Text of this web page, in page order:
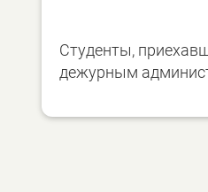
Студенты,
дежурным